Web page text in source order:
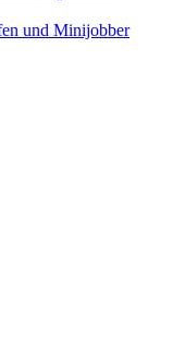
und Minijobber